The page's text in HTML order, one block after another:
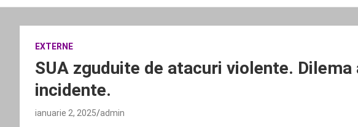
EXTERNE
SUA zguduite de atacuri violente.
incidente.
ianuarie 2, 2025 admin